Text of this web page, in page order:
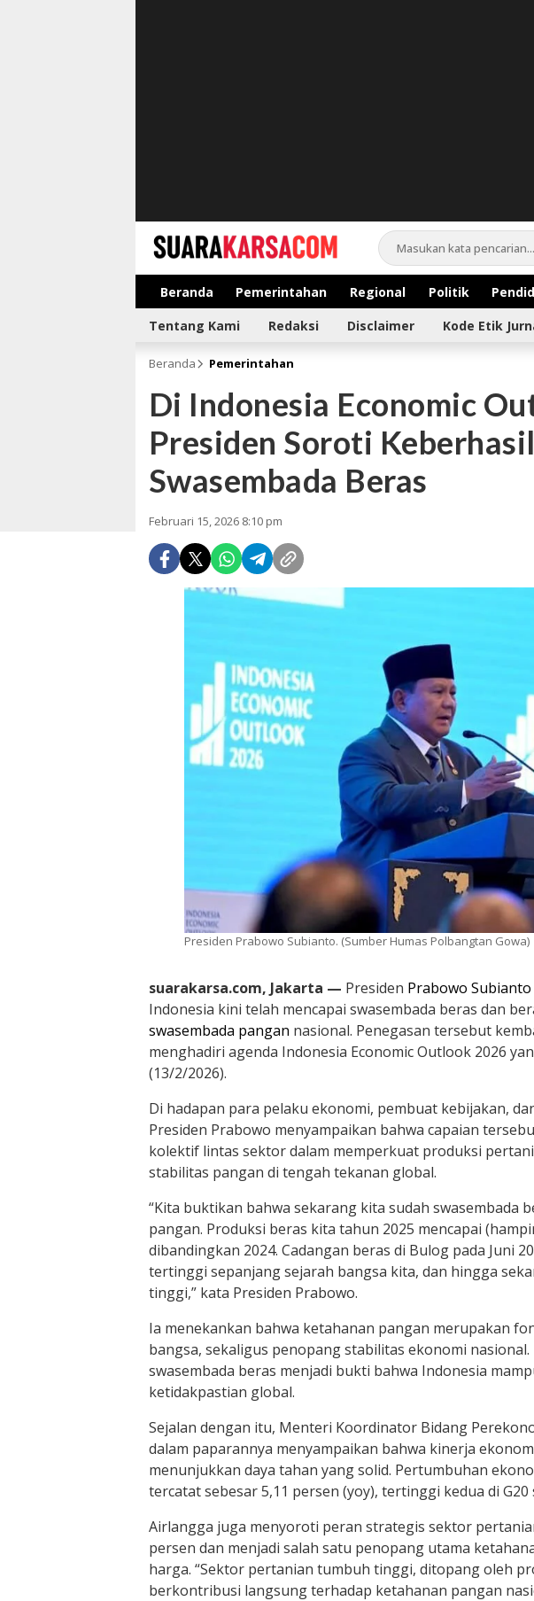
suarakarsa.com
Informasi terpercaya
Beranda Pemerintahan Regional Politik
Tentang Kami Redaksi Disclaimer Kode Etik
Beranda Pemerintahan
Di Indonesia Economic
Presiden Soroti
Swasembada Beras
Februari 15, 2026 8:10 pm
Presiden Prabowo Subianto. (Sumber Humas Polbangtan Gowa)
suarakarsa.com, Jakarta — Presiden Prabowo Subianto
Indonesia kini telah mencapai swasembada beras dan
swasembada pangan nasional. Penegasan tersebut
menghadiri agenda Indonesia Economic Outlook 2026
(13/2/2026).
Di hadapan para pelaku ekonomi, pembuat kebijakan,
Presiden Prabowo menyampaikan bahwa capaian
kolektif lintas sektor dalam memperkuat produksi
stabilitas pangan di tengah tekanan global.
“Kita buktikan bahwa sekarang kita sudah swasembada
pangan. Produksi beras kita tahun 2025 mencapai
dibandingkan 2024. Cadangan beras di Bulog pada Juni
tertinggi sepanjang sejarah bangsa kita, dan hingga
tinggi,” kata Presiden Prabowo.
Ia menekankan bahwa ketahanan pangan merupakan
bangsa, sekaligus penopang stabilitas ekonomi
swasembada beras menjadi bukti bahwa Indonesia
ketidakpastian global.
Sejalan dengan itu, Menteri Koordinator Bidang
dalam paparannya menyampaikan bahwa kinerja
menunjukkan daya tahan yang solid. Pertumbuhan
tercatat sebesar 5,11 persen (yoy), tertinggi kedua di G20
Airlangga juga menyoroti peran strategis sektor
persen dan menjadi salah satu penopang utama
harga. “Sektor pertanian tumbuh tinggi, ditopang oleh
berkontribusi langsung terhadap ketahanan pangan